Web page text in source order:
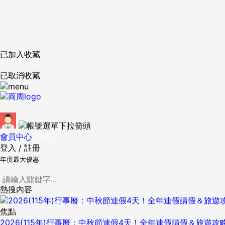
已加入收藏
已取消收藏
會員中心
登入 / 註冊
年度最大優惠
熱搜內容
焦點
2026(115年)行事曆：中秋節連假4天！全年連假請假＆旅遊攻